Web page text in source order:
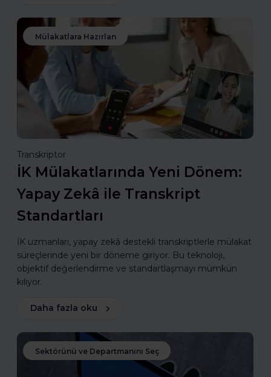
Mülakatlara Hazırlan
Transkriptor
İK Mülakatlarında Yeni Dönem:
Yapay Zekâ ile Transkript
Standartları
İK uzmanları, yapay zekâ destekli transkriptlerle mülakat
süreçlerinde yeni bir döneme giriyor. Bu teknoloji,
objektif değerlendirme ve standartlaşmayı mümkün
kılıyor.
Daha fazla oku
Sektörünü ve Departmanını Seç